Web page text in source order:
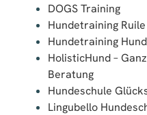
DOGS Training
Hundetraining Ruile
Hundetraining
HolisticHund –
Beratung
Hundeschule
Lingubello